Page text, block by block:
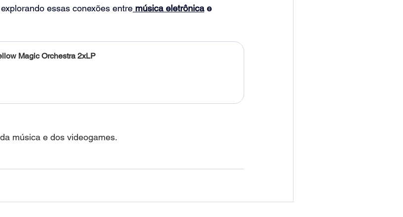
essas conexões entre música eletrônica e
Magic Orchestra 2xLP
música e dos videogames.